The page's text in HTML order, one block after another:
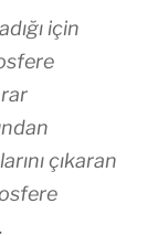
için
çıkaran